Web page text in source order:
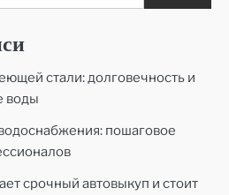
стали: долговечность и
воды
пошаговое
срочный автовыкуп и стоит